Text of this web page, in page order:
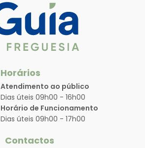
Horários
Atendimento ao público
Dias úteis 09h00 - 16h00
Horário de Funcionamento
Dias úteis 09h00 - 17h00
Contactos